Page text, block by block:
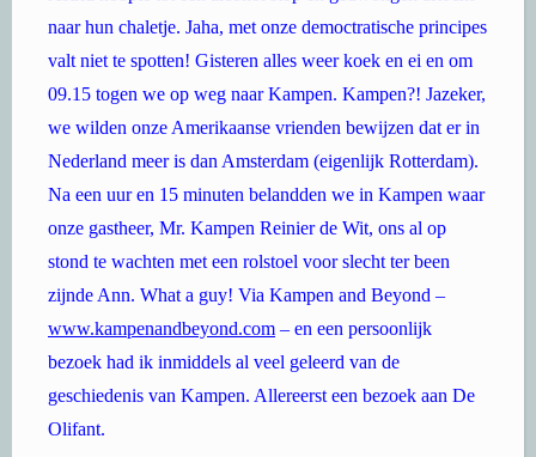
naar hun chaletje. Jaha, met onze democtratische principes
valt niet te spotten! Gisteren alles weer koek en ei en om
09.15 togen we op weg naar Kampen. Kampen?! Jazeker,
we wilden onze Amerikaanse vrienden bewijzen dat er in
Nederland meer is dan Amsterdam (eigenlijk Rotterdam).
Na een uur en 15 minuten belandden we in Kampen waar
onze gastheer, Mr. Kampen Reinier de Wit, ons al op
stond te wachten met een rolstoel voor slecht ter been
zijnde Ann. What a guy! Via Kampen and Beyond –
www.kampenandbeyond.com – en een persoonlijk
bezoek had ik inmiddels al veel geleerd van de
geschiedenis van Kampen. Allereerst een bezoek aan De
Olifant.